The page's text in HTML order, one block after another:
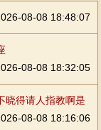
08-08 18:48:07
08-08 18:32:05
晓得请人指教啊是
08-08 18:16:06